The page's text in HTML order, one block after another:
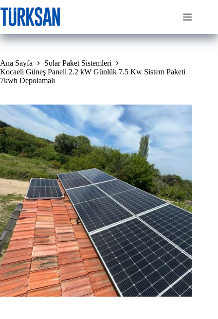
to
content
Ana Sayfa
Solar Paket Sistemleri
Kocaeli Güneş Paneli 2.2 kW Günlük 7.5 Kw Sistem Paketi
7kwh Depolamalı